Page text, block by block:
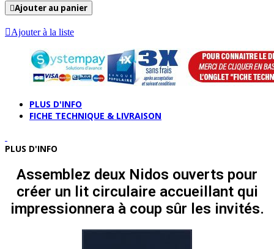
Ajouter au panier
Ajouter à la liste
PLUS D'INFO
FICHE TECHNIQUE & LIVRAISON
PLUS D'INFO
Assemblez deux Nidos ouverts pour
créer un lit circulaire accueillant qui
impressionnera à coup sûr les invités.